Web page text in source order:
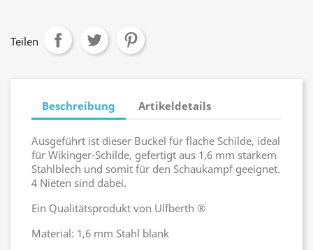
Teilen
Beschreibung Artikeldetails
Ausgeführt ist dieser Buckel für flache Schilde, ideal
für Wikinger-Schilde, gefertigt aus 1,6 mm starkem
Stahlblech und somit für den Schaukampf geeignet.
4 Nieten sind dabei.
Ein Qualitätsprodukt von Ulfberth ®
Material: 1,6 mm Stahl blank